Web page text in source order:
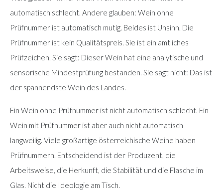
automatisch schlecht. Andere glauben: Wein ohne
Prüfnummer ist automatisch mutig. Beides ist Unsinn. Die
Prüfnummer ist kein Qualitätspreis. Sie ist ein amtliches
Prüfzeichen. Sie sagt: Dieser Wein hat eine analytische und
sensorische Mindestprüfung bestanden. Sie sagt nicht: Das ist
der spannendste Wein des Landes.
Ein Wein ohne Prüfnummer ist nicht automatisch schlecht. Ein
Wein mit Prüfnummer ist aber auch nicht automatisch
langweilig. Viele großartige österreichische Weine haben
Prüfnummern. Entscheidend ist der Produzent, die
Arbeitsweise, die Herkunft, die Stabilität und die Flasche im
Glas. Nicht die Ideologie am Tisch.